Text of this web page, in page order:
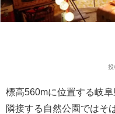
投
標高560mに位置する岐阜
隣接する自然公園ではそ